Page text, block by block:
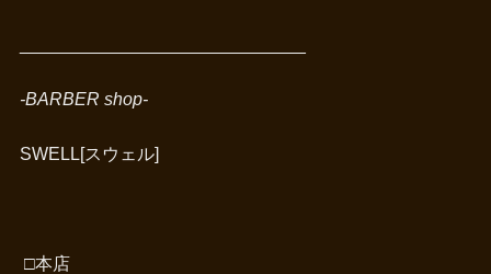
-BARBER shop-
SWELL[スウェル]
□本店